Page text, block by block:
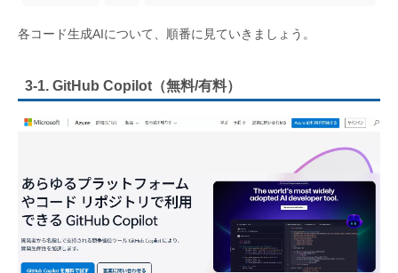
各コード生成AIについて、順番に見ていきましょう。
3-1. GitHub Copilot（無料/有料）